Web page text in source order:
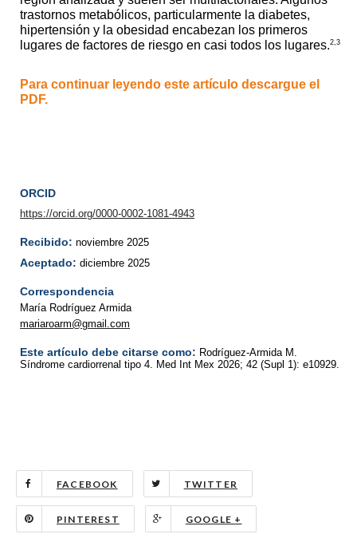
trastornos metabólicos, particularmente la diabetes,
hipertensión y la obesidad encabezan los primeros
lugares de factores de riesgo en casi todos los lugares.2,3
Para continuar leyendo este artículo descargue el
PDF.
ORCID
https://orcid.org/0000-0002-1081-4943
Recibido: noviembre 2025
Aceptado: diciembre 2025
Correspondencia
María Rodríguez Armida
mariaroarm@gmail.com
Este artículo debe citarse como: Rodríguez-Armida M.
Síndrome cardiorrenal tipo 4. Med Int Mex 2026; 42 (Supl 1): e10929.
FACEBOOK TWITTER
PINTEREST GOOGLE +